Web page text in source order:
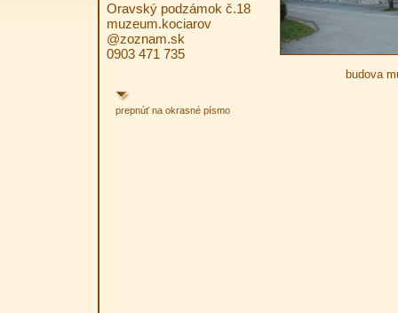
Oravský podzámok č.18
muzeum.kociarov
@zoznam.sk
0903 471 735
prepnúť na okrasné písmo
budova